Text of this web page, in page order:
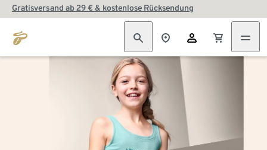
Gratisversand ab 29 € & kostenlose Rücksendung